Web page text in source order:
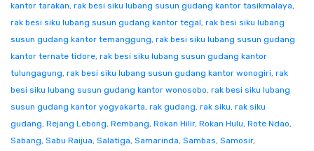
kantor tarakan, rak besi siku lubang susun gudang kantor tasikmalaya,
rak besi siku lubang susun gudang kantor tegal, rak besi siku lubang
susun gudang kantor temanggung, rak besi siku lubang susun gudang
kantor ternate tidore, rak besi siku lubang susun gudang kantor
tulungagung, rak besi siku lubang susun gudang kantor wonogiri, rak
besi siku lubang susun gudang kantor wonosobo, rak besi siku lubang
susun gudang kantor yogyakarta, rak gudang, rak siku, rak siku
gudang, Rejang Lebong, Rembang, Rokan Hilir, Rokan Hulu, Rote Ndao,
Sabang, Sabu Raijua, Salatiga, Samarinda, Sambas, Samosir,